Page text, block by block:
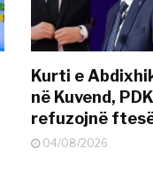
Kurti e
në Kuvend,
refuzojnë
04/08/2026